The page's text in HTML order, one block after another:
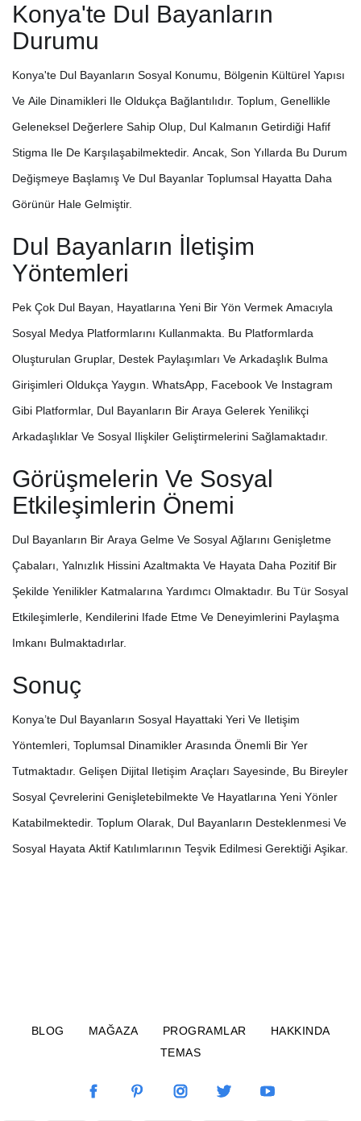
Konya'te Dul Bayanların
Durumu
Konya'te Dul Bayanların Sosyal Konumu, Bölgenin Kültürel Yapısı
Ve Aile Dinamikleri Ile Oldukça Bağlantılıdır. Toplum, Genellikle
Geleneksel Değerlere Sahip Olup, Dul Kalmanın Getirdiği Hafif
Stigma Ile De Karşılaşabilmektedir. Ancak, Son Yıllarda Bu Durum
Değişmeye Başlamış Ve Dul Bayanlar Toplumsal Hayatta Daha
Görünür Hale Gelmiştir.
Dul Bayanların İletişim
Yöntemleri
Pek Çok Dul Bayan, Hayatlarına Yeni Bir Yön Vermek Amacıyla
Sosyal Medya Platformlarını Kullanmakta. Bu Platformlarda
Oluşturulan Gruplar, Destek Paylaşımları Ve Arkadaşlık Bulma
Girişimleri Oldukça Yaygın. WhatsApp, Facebook Ve Instagram
Gibi Platformlar, Dul Bayanların Bir Araya Gelerek Yenilikçi
Arkadaşlıklar Ve Sosyal Ilişkiler Geliştirmelerini Sağlamaktadır.
Görüşmelerin Ve Sosyal
Etkileşimlerin Önemi
Dul Bayanların Bir Araya Gelme Ve Sosyal Ağlarını Genişletme
Çabaları, Yalnızlık Hissini Azaltmakta Ve Hayata Daha Pozitif Bir
Şekilde Yenilikler Katmalarına Yardımcı Olmaktadır. Bu Tür Sosyal
Etkileşimlerle, Kendilerini Ifade Etme Ve Deneyimlerini Paylaşma
Imkanı Bulmaktadırlar.
Sonuç
Konya’te Dul Bayanların Sosyal Hayattaki Yeri Ve Iletişim
Yöntemleri, Toplumsal Dinamikler Arasında Önemli Bir Yer
Tutmaktadır. Gelişen Dijital Iletişim Araçları Sayesinde, Bu Bireyler
Sosyal Çevrelerini Genişletebilmekte Ve Hayatlarına Yeni Yönler
Katabilmektedir. Toplum Olarak, Dul Bayanların Desteklenmesi Ve
Sosyal Hayata Aktif Katılımlarının Teşvik Edilmesi Gerektiği Aşikar.
BLOG MAĞAZA PROGRAMLAR
HAKKINDA
TEMAS